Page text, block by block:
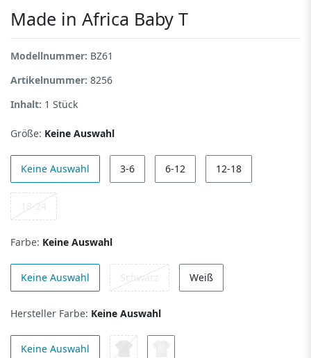
Made in Africa Baby T
Modellnummer: BZ61
Artikelnummer: 8256
Inhalt: 1 Stück
Größe: Keine Auswahl
Keine Auswahl 3-6 6-12 12-18
18-24
Farbe: Keine Auswahl
Keine Auswahl Schwarz Weiß
Hersteller Farbe: Keine Auswahl
Keine Auswahl